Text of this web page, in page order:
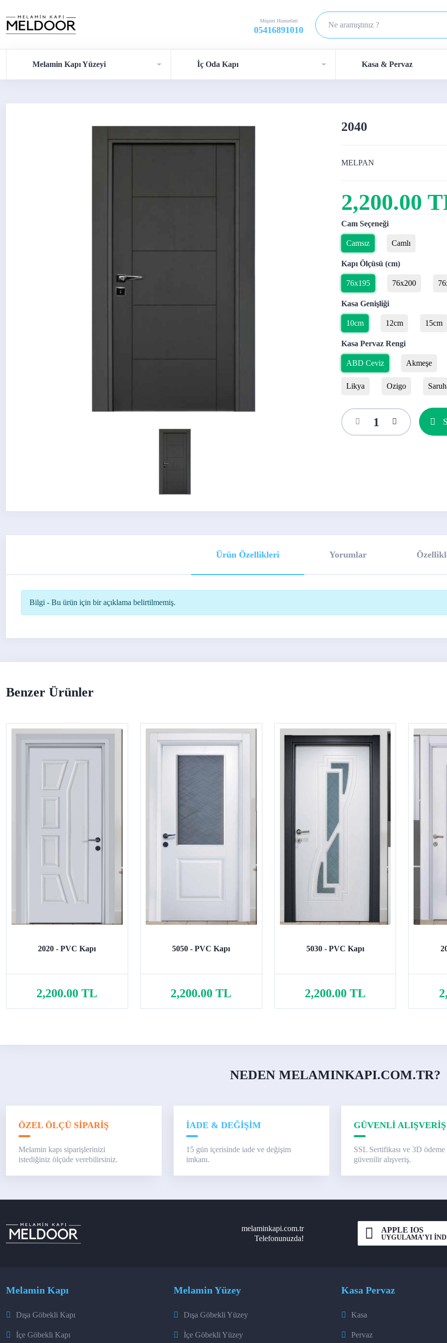
Müşteri Hizmetleri
05416891010
Melamin Kapı Yüzeyi İç Oda Kapı Kasa & Pervaz
2040
MELPAN
2,200.00
Cam Seçeneği
Camsız Camlı
Kapı Ölçüsü (cm)
76x195 76x200
Kasa Genişliği
10cm 12cm 15cm
Kasa Pervaz Rengi
ABD Ceviz Akmeşe
Likya Ozigo
Ürün Özellikleri Yorumlar
Bilgi - Bu ürün için bir açıklama belirtilmemiş.
Benzer Ürünler
2020 - PVC Kapı
2,200.00 TL
Sepete Ekle
5050 - PVC Kapı
2,200.00 TL
Sepete Ekle
5030 - PVC Kapı
2,200.00 TL
Sepete Ekle
NEDEN MELAMINKAPI.COM.TR?
ÖZEL ÖLÇÜ SİPARİŞ
Melamin kapı siparişlerinizi
istediğiniz ölçüde verebilirsiniz.
İADE & DEĞİŞİM
15 gün içerisinde iade ve değişim
imkanı.
GÜVENLİ ALIŞVERİŞ
SSL Sertifikası ve 3D ödeme
güvenilir alışveriş.
melaminkapi.com.tr
Telefonunuzda!
APPLE IOS
UYGULAMA’YI
Melamin Kapı
Dışa Göbekli Kapı
İçe Göbekli Kapı
Melamin Yüzey
Dışa Göbekli Yüzey
İçe Göbekli Yüzey
Kasa Pervaz
Kasa
Pervaz